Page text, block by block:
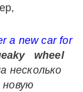
a new car for
wheel
несколько